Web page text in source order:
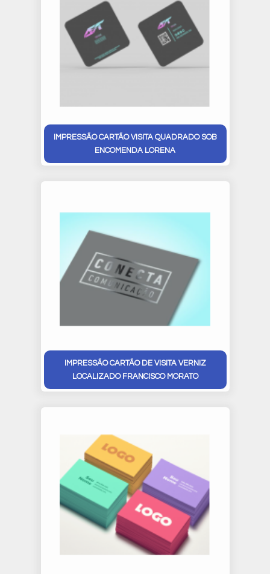
IMPRESSÃO CARTÃO VISITA QUADRADO SOB
ENCOMENDA LORENA
IMPRESSÃO CARTÃO DE VISITA VERNIZ
LOCALIZADO FRANCISCO MORATO